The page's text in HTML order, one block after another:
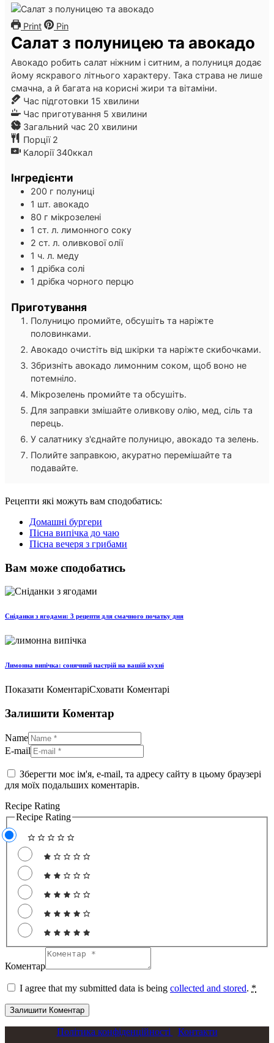
Print Pin
Салат з полуницею та авокадо
Авокадо робить салат ніжним і ситним, а полуниця додає
йому яскравого літнього характеру. Така страва не лише
смачна, а й багата на корисні жири та вітаміни.
Час підготовки 15 хвилини
хвилини
Час приготування 5 хвилини
хвилини
Загальний час 20 хвилини
хвилини
Порції 2
Калорії 340ккал
Інгредієнти
200 г полуниці
1 шт. авокадо
80 г мікрозелені
1 ст. л. лимонного соку
2 ст. л. оливкової олії
1 ч. л. меду
1 дрібка солі
1 дрібка чорного перцю
Приготування
Полуницю промийте, обсушіть та наріжте
половинками.
Авокадо очистіть від шкірки та наріжте скибочками.
Збризніть авокадо лимонним соком, щоб воно не
потемніло.
Мікрозелень промийте та обсушіть.
Для заправки змішайте оливкову олію, мед, сіль та
перець.
У салатнику з'єднайте полуницю, авокадо та зелень.
Полийте заправкою, акуратно перемішайте та
подавайте.
Рецепти які можуть вам сподобатись:
Домашні бургери
Пісна випічка до чаю
Пісна вечеря з грибами
Вам може сподобатись
Сніданки з ягодами: 3 рецепти для смачного початку дня
Лимонна випічка: сонячний настрій на вашій кухні
Показати КоментаріСховати Коментарі
Залишити Коментар
Name
E-mail
Зберегти моє ім'я, e-mail, та адресу сайту в цьому браузері
для моїх подальших коментарів.
Recipe Rating
Recipe Rating
Коментар
I agree that my submitted data is being collected and stored. *
Політика конфіденційності Контакти